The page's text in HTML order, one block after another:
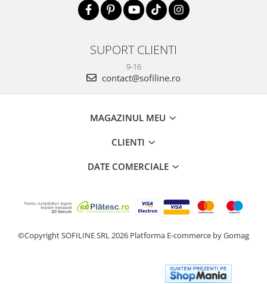
SUPORT CLIENTI
9-16
contact@sofiline.ro
MAGAZINUL MEU
CLIENTI
DATE COMERCIALE
©Copyright SOFILINE SRL 2026 Platforma E-commerce by Gomag